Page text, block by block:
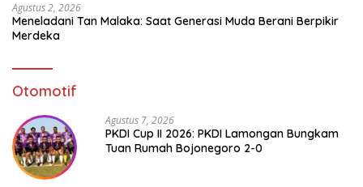
Agustus 2, 2026
Meneladani Tan Malaka: Saat Generasi Muda Berani Berpikir
Merdeka
Otomotif
Agustus 7, 2026
PKDI Cup II 2026: PKDI Lamongan Bungkam
Tuan Rumah Bojonegoro 2-0